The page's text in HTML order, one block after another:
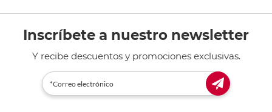
Inscríbete a nuestro newsletter
Y recibe descuentos y promociones exclusivas.